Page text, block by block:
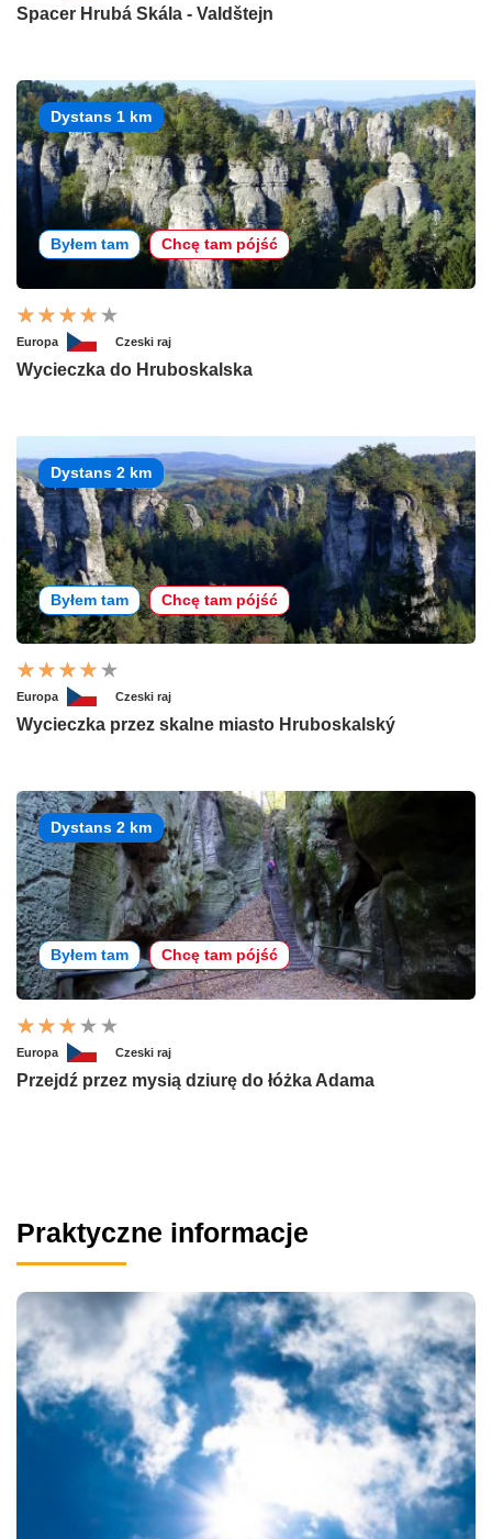
Spacer Hrubá Skála - Valdštejn
Dystans 1 km
Byłem tam Chcę tam pójść
Europa Czeski raj
Wycieczka do Hruboskalska
Dystans 2 km
Byłem tam Chcę tam pójść
Europa Czeski raj
Wycieczka przez skalne miasto Hruboskalský
Dystans 2 km
Byłem tam Chcę tam pójść
Europa Czeski raj
Przejdź przez mysią dziurę do łóżka Adama
Praktyczne informacje